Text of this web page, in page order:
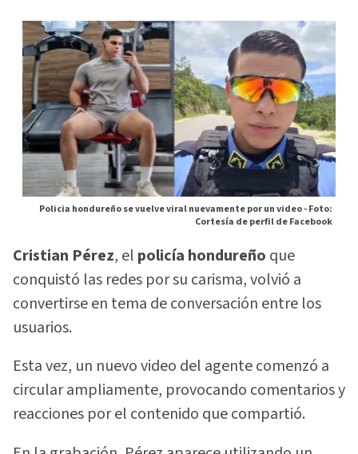
Policia hondureño se vuelve viral nuevamente por un video -Foto:
Cortesía de perfil de Facebook
Cristian Pérez, el policía hondureño que
conquistó las redes por su carisma, volvió a
convertirse en tema de conversación entre los
usuarios.
Esta vez, un nuevo video del agente comenzó a
circular ampliamente, provocando comentarios y
reacciones por el contenido que compartió.